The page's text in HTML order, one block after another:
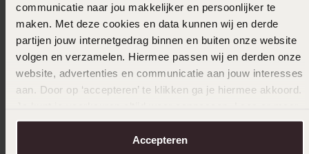
communicatie naar jou makkelijker en persoonlijker te
maken. Met deze cookies en data kunnen wij en derde
partijen jouw internetgedrag binnen en buiten onze website
volgen en verzamelen. Hiermee passen wij en derden onze
website, advertenties en communicatie aan jouw interesses
aan. Door op ‘accepteren’ te klikken ga je hiermee akkoord.
over in onscookiebeleid.
Accepteren